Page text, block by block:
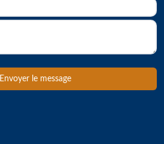
Envoyer le message